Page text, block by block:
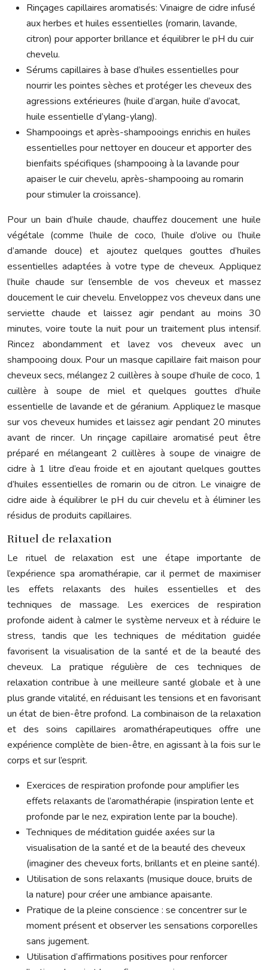
Rinçages capillaires aromatisés: Vinaigre de cidre infusé
aux herbes et huiles essentielles (romarin, lavande,
citron) pour apporter brillance et équilibrer le pH du cuir
chevelu.
Sérums capillaires à base d’huiles essentielles pour
nourrir les pointes sèches et protéger les cheveux des
agressions extérieures (huile d’argan, huile d’avocat,
huile essentielle d’ylang-ylang).
Shampooings et après-shampooings enrichis en huiles
essentielles pour nettoyer en douceur et apporter des
bienfaits spécifiques (shampooing à la lavande pour
apaiser le cuir chevelu, après-shampooing au romarin
pour stimuler la croissance).
Pour un bain d’huile chaude, chauffez doucement une huile
végétale (comme l’huile de coco, l’huile d’olive ou l’huile
d’amande douce) et ajoutez quelques gouttes d’huiles
essentielles adaptées à votre type de cheveux. Appliquez
l’huile chaude sur l’ensemble de vos cheveux et massez
doucement le cuir chevelu. Enveloppez vos cheveux dans une
serviette chaude et laissez agir pendant au moins 30
minutes, voire toute la nuit pour un traitement plus intensif.
Rincez abondamment et lavez vos cheveux avec un
shampooing doux. Pour un masque capillaire fait maison pour
cheveux secs, mélangez 2 cuillères à soupe d’huile de coco, 1
cuillère à soupe de miel et quelques gouttes d’huile
essentielle de lavande et de géranium. Appliquez le masque
sur vos cheveux humides et laissez agir pendant 20 minutes
avant de rincer. Un rinçage capillaire aromatisé peut être
préparé en mélangeant 2 cuillères à soupe de vinaigre de
cidre à 1 litre d’eau froide et en ajoutant quelques gouttes
d’huiles essentielles de romarin ou de citron. Le vinaigre de
cidre aide à équilibrer le pH du cuir chevelu et à éliminer les
résidus de produits capillaires.
Rituel de relaxation
Le rituel de relaxation est une étape importante de
l’expérience spa aromathérapie, car il permet de maximiser
les effets relaxants des huiles essentielles et des
techniques de massage. Les exercices de respiration
profonde aident à calmer le système nerveux et à réduire le
stress, tandis que les techniques de méditation guidée
favorisent la visualisation de la santé et de la beauté des
cheveux. La pratique régulière de ces techniques de
relaxation contribue à une meilleure santé globale et à une
plus grande vitalité, en réduisant les tensions et en favorisant
un état de bien-être profond. La combinaison de la relaxation
et des soins capillaires aromathérapeutiques offre une
expérience complète de bien-être, en agissant à la fois sur le
corps et sur l’esprit.
Exercices de respiration profonde pour amplifier les
effets relaxants de l’aromathérapie (inspiration lente et
profonde par le nez, expiration lente par la bouche).
Techniques de méditation guidée axées sur la
visualisation de la santé et de la beauté des cheveux
(imaginer des cheveux forts, brillants et en pleine santé).
Utilisation de sons relaxants (musique douce, bruits de
la nature) pour créer une ambiance apaisante.
Pratique de la pleine conscience : se concentrer sur le
moment présent et observer les sensations corporelles
sans jugement.
Utilisation d’affirmations positives pour renforcer